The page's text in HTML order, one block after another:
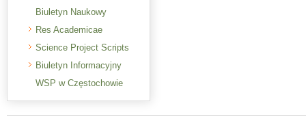
Biuletyn Naukowy
Res Academicae
Science Project Scripts
Biuletyn Informacyjny
WSP w Częstochowie